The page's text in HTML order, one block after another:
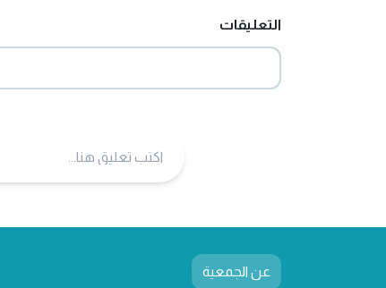
التعليقات
عن الجمعية